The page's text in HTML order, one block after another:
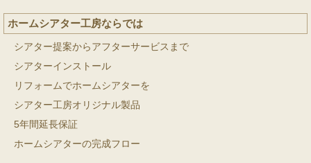
ホームシアター工房ならでは
シアター提案からアフターサービスまで
シアターインストール
リフォームでホームシアターを
シアター工房オリジナル製品
5年間延長保証
ホームシアターの完成フロー